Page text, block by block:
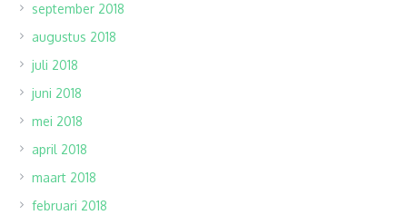
september 2018
augustus 2018
juli 2018
juni 2018
mei 2018
april 2018
maart 2018
februari 2018